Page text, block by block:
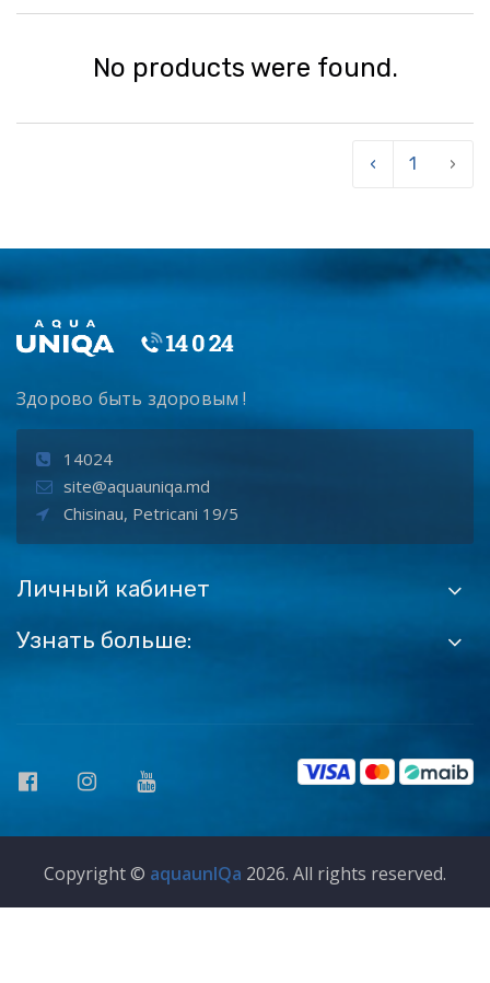
No products were found.
‹ 1 ›
Здорово быть здоровым !
14024
site@aquauniqa.md
Chisinau, Petricani 19/5
Личный кабинет
Узнать больше:
Copyright © aquaunIQa 2026. All rights reserved.